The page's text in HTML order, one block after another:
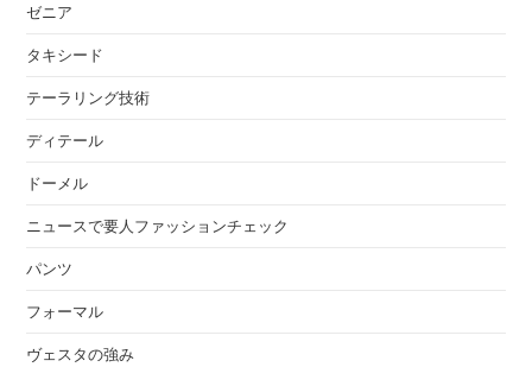
ゼニア
タキシード
テーラリング技術
ディテール
ドーメル
ニュースで要人ファッションチェック
パンツ
フォーマル
ヴェスタの強み